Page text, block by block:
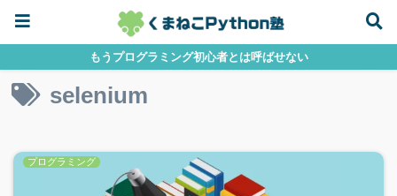
もうプログラミング初心者とは呼ばせない
selenium
プログラミング